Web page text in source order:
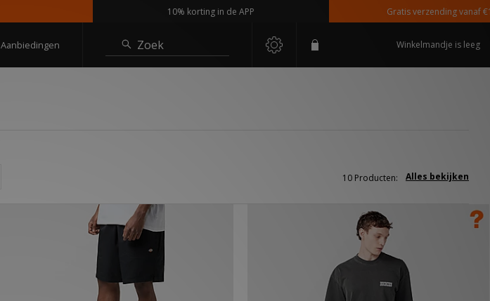
10% korting in de APP Gratis verzending vanaf €110,-
Aanbiedingen Zoek Winkelmandje is leeg
Alles bekijken
10 Producten: